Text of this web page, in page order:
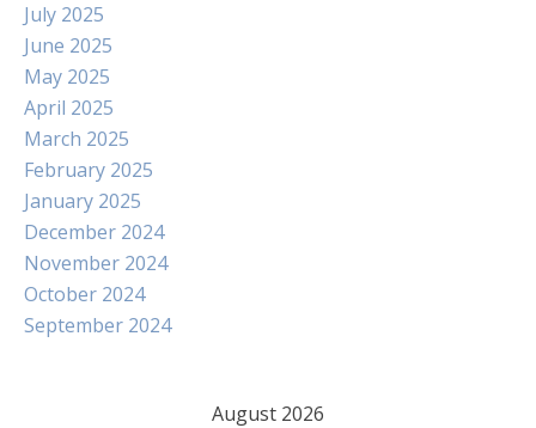
July 2025
June 2025
May 2025
April 2025
March 2025
February 2025
January 2025
December 2024
November 2024
October 2024
September 2024
August 2026